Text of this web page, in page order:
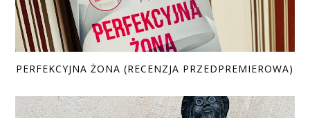
PERFEKCYJNA ŻONA (RECENZJA PRZEDPREMIEROWA)